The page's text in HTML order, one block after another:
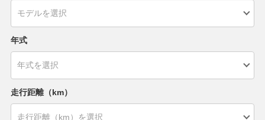
年式
走行距離（km）